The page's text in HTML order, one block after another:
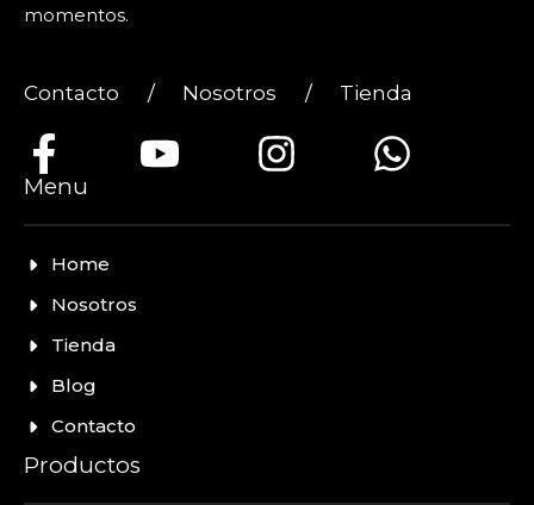
momentos.
Contacto / Nosotros / Tienda
Menu
Home
Nosotros
Tienda
Blog
Contacto
Productos